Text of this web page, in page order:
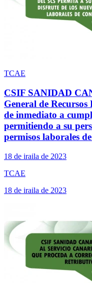
TCAE
CSIF SANIDAD
General de
de inmediato a
permitiendo a su
permisos laborales
18 de iraila de 2023
TCAE
18 de iraila de 2023